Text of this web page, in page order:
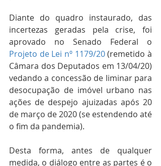
Diante do quadro instaurado, das
incertezas geradas pela crise, foi
Projeto de Lei nº 1179/20 (remetido à
Câmara dos Deputados em 13/04/20)
vedando a concessão de liminar para
desocupação de imóvel urbano nas
ações de despejo ajuizadas após 20
de março de 2020 (se estendendo até
o fim da pandemia).
Desta forma, antes de qualquer
medida, o diálogo entre as partes é o